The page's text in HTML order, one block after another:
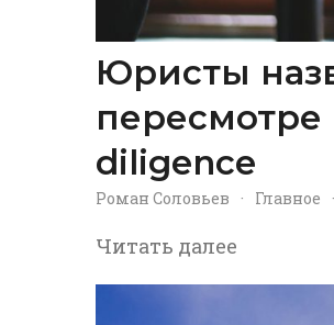
Юристы
пересмотре
diligence
Роман Соловьев · Главное ·
Читать далее